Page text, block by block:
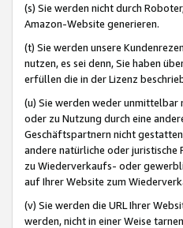
(s) Sie werden nicht durch
Amazon-Website generieren.
(t) Sie werden unsere
nutzen, es sei denn, Sie haben
erfüllen die in der Lizenz
(u) Sie werden weder
oder zu Nutzung durch eine
Geschäftspartnern nicht
andere natürliche oder juristische
zu Wiederverkaufs- oder
auf Ihrer Website zum
(v) Sie werden die URL Ihrer
werden, nicht in einer Weise